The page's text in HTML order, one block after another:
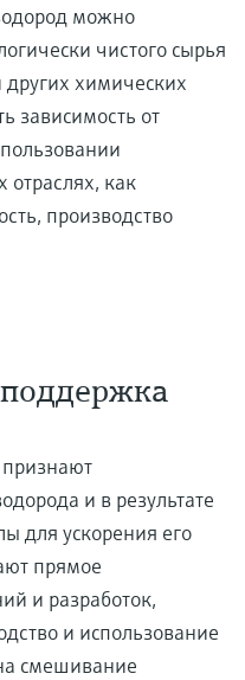
можно
чистого сырья
других химических
зависимость от
отраслях, как
производство
и в результате
для ускорения его
прямое
и разработок,
и использование
смешивание